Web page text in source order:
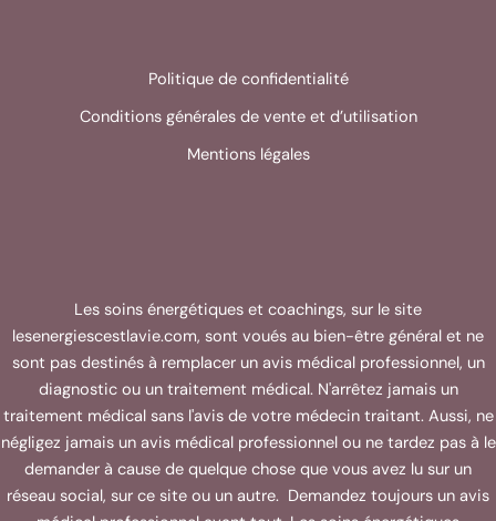
Politique de confidentialité
Conditions générales de vente et d’utilisation
Mentions légales
Les soins énergétiques et coachings, sur le site
lesenergiescestlavie.com, sont voués au bien-être général et ne
sont pas destinés à remplacer un avis médical professionnel, un
diagnostic ou un traitement médical. N'arrêtez jamais un
traitement médical sans l'avis de votre médecin traitant. Aussi, ne
négligez jamais un avis médical professionnel ou ne tardez pas à le
demander à cause de quelque chose que vous avez lu sur un
réseau social, sur ce site ou un autre. Demandez toujours un avis